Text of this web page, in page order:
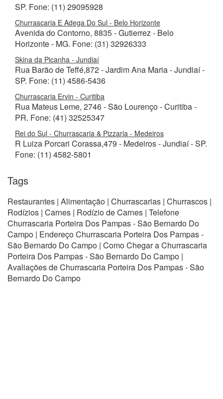
SP. Fone: (11) 29095928
Churrascaria E Adega Do Sul - Belo Horizonte
Avenida do Contorno, 8835 - Gutierrez - Belo
Horizonte - MG. Fone: (31) 32926333
Skina da Picanha - Jundiaí
Rua Barão de Teffé,872 - Jardim Ana Maria - Jundiaí -
SP. Fone: (11) 4586-5436
Churrascaria Ervin - Curitiba
Rua Mateus Leme, 2746 - São Lourenço - Curitiba -
PR. Fone: (41) 32525347
Rei do Sul - Churrascaria & Pizzaria - Medeiros
R Luiza Porcari Corassa,479 - Medeiros - Jundiaí - SP.
Fone: (11) 4582-5801
Tags
Restaurantes | Alimentação | Churrascarias | Churrascos |
Rodízios | Carnes | Rodízio de Carnes | Telefone
Churrascaria Porteira Dos Pampas - São Bernardo Do
Campo | Endereço Churrascaria Porteira Dos Pampas -
São Bernardo Do Campo | Como Chegar a Churrascaria
Porteira Dos Pampas - São Bernardo Do Campo |
Avaliações de Churrascaria Porteira Dos Pampas - São
Bernardo Do Campo